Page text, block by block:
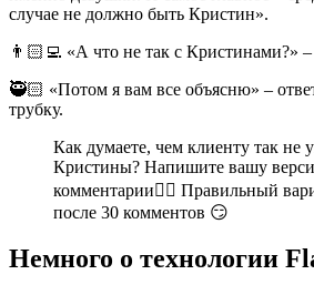
случае не должно быть Кристин».
👨🏻‍💻 «А что не так с Кристинами?» –
🥷🏻 «Потом я вам все объясню» –
трубку.
Как думаете, чем клиенту так не
Кристины? Напишите вашу
комментарии👇🏻 Правильный
после 30 комментов 😏
Немного о технологии